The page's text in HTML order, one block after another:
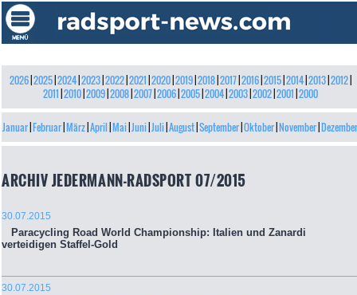
2026| 2025| 2024| 2023| 2022| 2021 2020| 2019| 2018| 2017| 2016| 2015| 2014| 2013| 2012|
2011 2010| 2009| 2008| 2007| 2006| 2005| 2004| 2003| 2002| 2001 2000
Januar Februar März April Mai Juni Juli August September Oktober November Dezember
ARCHIV JEDERMANN-RADSPORT 07/2015
30.07.2015
Paracycling Road World Championship: Italien und Zanardi
verteidigen Staffel-Gold
30.07.2015